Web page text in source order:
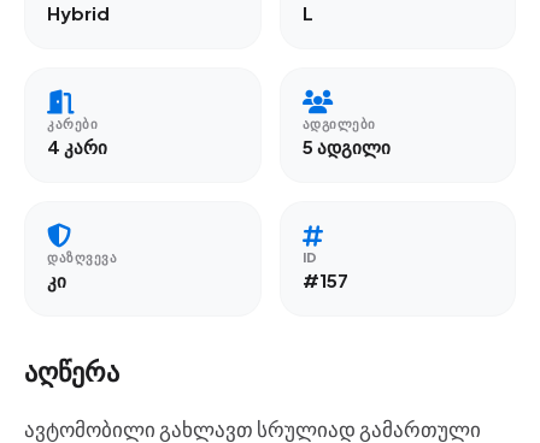
Hybrid L
ᲙᲐᲠᲔᲑᲘ
4 კარი
ᲐᲓᲒᲘᲚᲔᲑᲘ
5 ადგილი
ᲓᲐᲖᲦᲕᲔᲕᲐ
კი
ID
#157
აღწერა
ავტომობილი გახლავთ სრულიად გამართული